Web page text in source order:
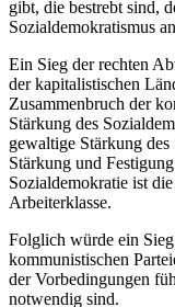
gibt, die bestrebt sind,
Sozialdemokratismus
Ein Sieg der rechten
der kapitalistischen
Zusammenbruch der
Stärkung des
gewaltige Stärkung
Stärkung und
Sozialdemokratie ist
Arbeiterklasse.
Folglich würde ein
kommunistischen
der Vorbedingungen
notwendig sind.